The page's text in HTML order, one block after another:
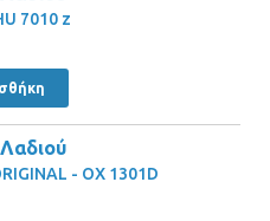
7010 z
- OX 1301D